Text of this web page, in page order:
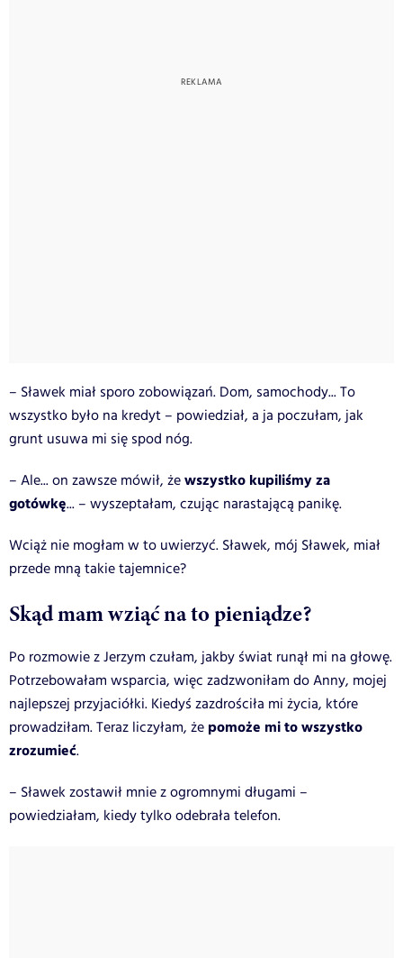
– Sławek miał sporo zobowiązań. Dom, samochody... To
wszystko było na kredyt – powiedział, a ja poczułam, jak
grunt usuwa mi się spod nóg.
– Ale... on zawsze mówił, żewszystko kupiliśmy za
gotówkę... – wyszeptałam, czując narastającą panikę.
Wciąż nie mogłam w to uwierzyć. Sławek, mój Sławek, miał
przede mną takie tajemnice?
Skąd mam wziąć na to pieniądze?
Po rozmowie z Jerzym czułam, jakby świat runął mi na głowę.
Potrzebowałam wsparcia, więc zadzwoniłam do Anny, mojej
najlepszej przyjaciółki. Kiedyś zazdrościła mi życia, które
prowadziłam. Teraz liczyłam, że pomoże mi to wszystko
zrozumieć.
– Sławek zostawił mnie z ogromnymi długami –
powiedziałam, kiedy tylko odebrała telefon.